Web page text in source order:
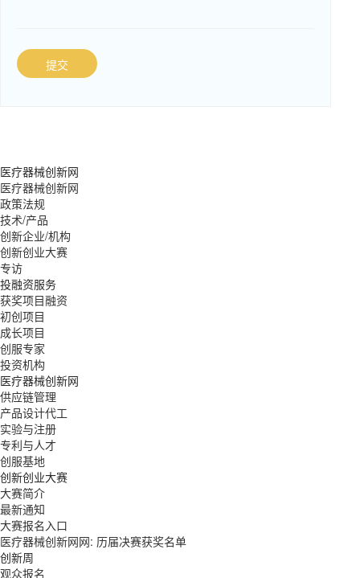
提交
医疗器械创新网
医疗器械创新网
政策法规
技术/产品
创新企业/机构
创新创业大赛
专访
投融资服务
获奖项目融资
初创项目
成长项目
创服专家
投资机构
医疗器械创新网
供应链管理
产品设计代工
实验与注册
专利与人才
创服基地
创新创业大赛
大赛简介
最新通知
大赛报名入口
医疗器械创新网网: 历届决赛获奖名单
创新周
观众报名